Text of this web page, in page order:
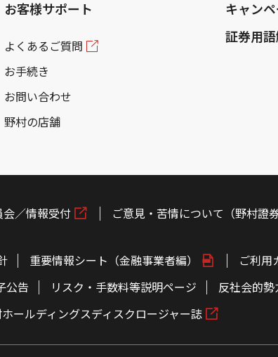
お客様サポート
よくあるご質問
お手続き
お問い合わせ
野村の店舗
キャン
証券用
／情報受付 ご意見・苦情について（野村證
重要情報シート（金融事業者編） ご利用
公告 リスク・手数料等説明ページ 反社会的
ールディングスディスクロージャー誌